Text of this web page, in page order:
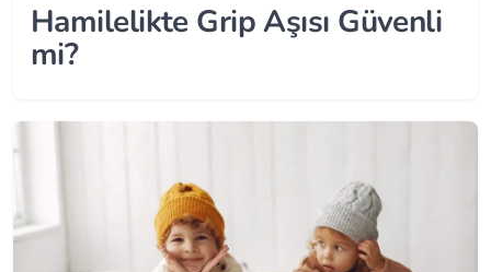
Hamilelikte Grip Aşısı Güvenli
mi?